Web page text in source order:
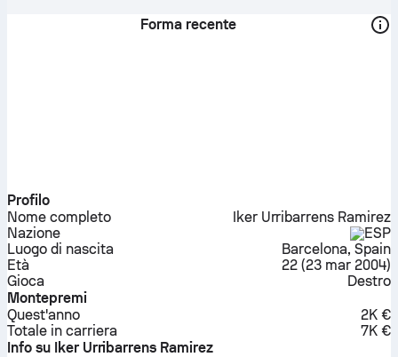
Forma recente
Profilo
Nome completo
Iker Urribarrens Ramirez
Nazione
ESP
Luogo di nascita
Barcelona, Spain
Età
22 (23 mar 2004)
Gioca
Destro
Montepremi
Quest'anno
2K €
Totale in carriera
7K €
Info su Iker Urribarrens Ramirez